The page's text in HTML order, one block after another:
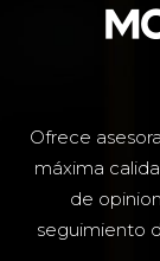
Ofrece
máxima
de
seguimiento